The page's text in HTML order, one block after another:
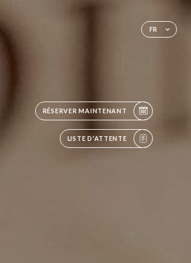
FR
RÉSERVER MAINTENANT
LISTE D'ATTENTE